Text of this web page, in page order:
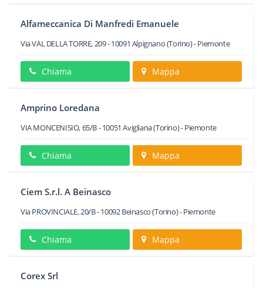
Alfameccanica Di Manfredi Emanuele
Via VAL DELLA TORRE, 209-10091 Alpignano(Torino) -Piemonte
Chiama Mappa
Amprino Loredana
VIA MONCENISIO, 65/B-10051 Avigliana(Torino) -Piemonte
Chiama Mappa
Ciem S.r.l. A Beinasco
Via PROVINCIALE, 20/B-10092Beinasco(Torino) -Piemonte
Chiama Mappa
Corex Srl